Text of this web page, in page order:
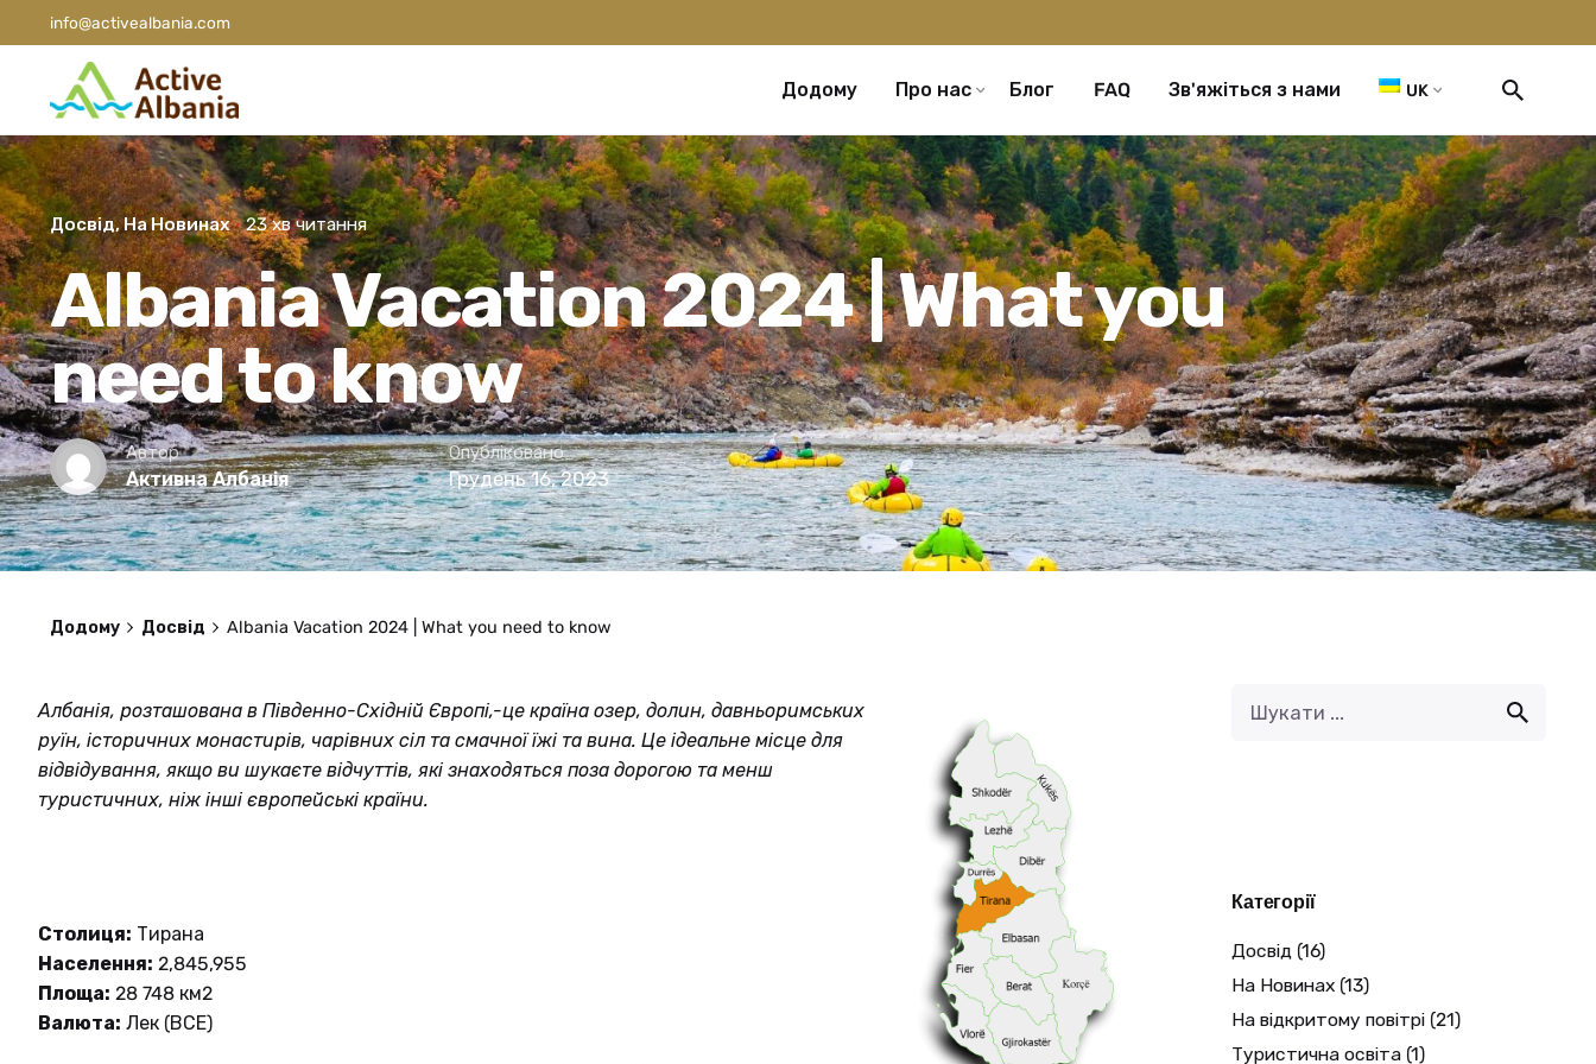
info@activealbania.com
Додому Про нас Блог FAQ Зв'яжіться з нами UK
Досвід На Новинах 23 хв читання
Albania Vacation 2024 | What you
need to know
Автор
Активна Албанія
Опубліковано
Грудень 16, 2023
Додому Досвід Albania Vacation 2024 | What you need to know
Албанія, розташована в Південно-Східній Європі,-це країна озер, долин, давньоримських
руїн, історичних монастирів, чарівних сіл та смачної їжі та вина. Це ідеальне місце для
відвідування, якщо ви шукаєте відчуттів, які знаходяться поза дорогою та менш
туристичних, ніж інші європейські країни.
Столиця: Тирана
Населення: 2,845,955
Площа: 28 748 км2
Валюта: Лек (ВСЕ)
Категорії
Досвід (16)
На Новинах (13)
На відкритому повітрі (21)
Туристична освіта (1)